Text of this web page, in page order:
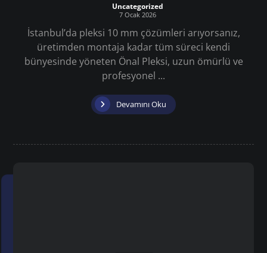
Uncategorized
7 Ocak 2026
İstanbul’da pleksi 10 mm çözümleri arıyorsanız,
üretimden montaja kadar tüm süreci kendi
bünyesinde yöneten Önal Pleksi, uzun ömürlü ve
profesyonel ...
Devamını Oku